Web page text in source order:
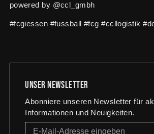
powered by @ccl_gmbh
#fcgiessen #fussball #fcg #ccllogistik
Unser newsletter
Abonniere unseren Newsletter für
Informationen und Neuigkeiten.